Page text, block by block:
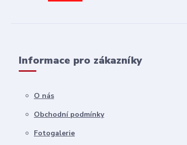
Informace pro zákazníky
O nás
Obchodní podmínky
Fotogalerie